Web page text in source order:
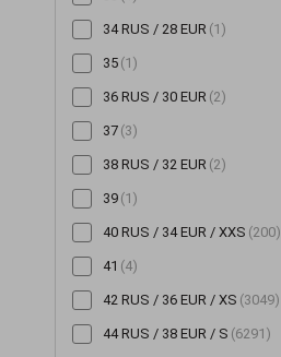
Шорты (196)
Шубы
Юбки (522)
34 RUS / 28 EUR (1)
35 (1)
36 RUS / 30 EUR (2)
37 (3)
38 RUS / 32 EUR (2)
39 (1)
40 RUS / 34 EUR / XXS (200)
41 (4)
42 RUS / 36 EUR / XS (3049)
44 RUS / 38 EUR / S (6291)